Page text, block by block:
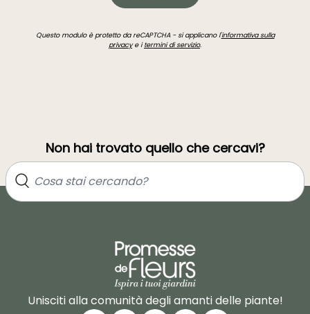
Questo modulo è protetto da reCAPTCHA - si applicano l'informativa sulla
privacye itermini di servizio.
Non hai trovato quello che cercavi?
Unisciti alla comunità degli amanti delle piante!